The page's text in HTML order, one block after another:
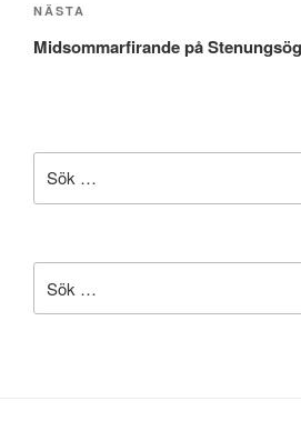
Nästa
inlägg
NÄSTA
Midsommarfirande på
efter:
efter: